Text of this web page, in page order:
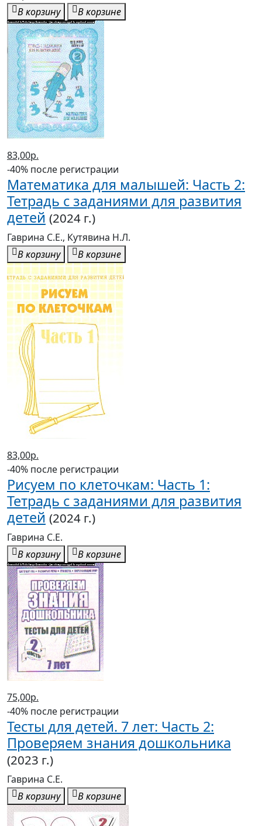
В корзину
В корзине
83,00р.
-40% после регистрации
Математика для малышей: Часть 2:
Тетрадь с заданиями для развития
детей (2024 г.)
Гаврина С.Е., Кутявина Н.Л.
В корзину
В корзине
83,00р.
-40% после регистрации
Рисуем по клеточкам: Часть 1:
Тетрадь с заданиями для развития
детей (2024 г.)
Гаврина С.Е.
В корзину
В корзине
75,00р.
-40% после регистрации
Тесты для детей. 7 лет: Часть 2:
Проверяем знания дошкольника
(2023 г.)
Гаврина С.Е.
В корзину
В корзине